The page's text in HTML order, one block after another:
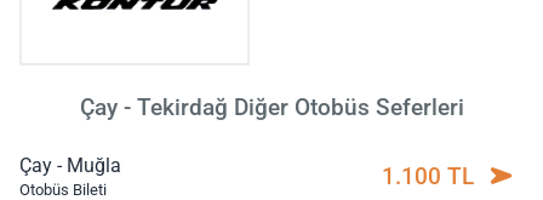
Çay - Tekirdağ Diğer Otobüs Seferleri
Çay - Muğla
Otobüs Bileti 1.100 TL